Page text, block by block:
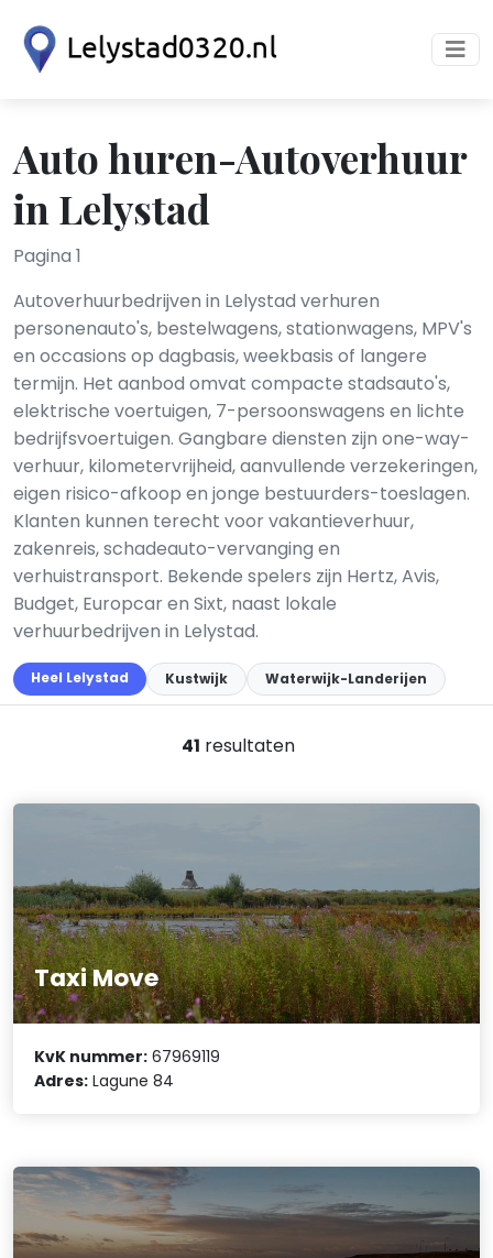
Auto huren-Autoverhuur
in Lelystad
Pagina 1
Autoverhuurbedrijven in Lelystad verhuren
personenauto's, bestelwagens, stationwagens, MPV's
en occasions op dagbasis, weekbasis of langere
termijn. Het aanbod omvat compacte stadsauto's,
elektrische voertuigen, 7-persoonswagens en lichte
bedrijfsvoertuigen. Gangbare diensten zijn one-way-
verhuur, kilometervrijheid, aanvullende verzekeringen,
eigen risico-afkoop en jonge bestuurders-toeslagen.
Klanten kunnen terecht voor vakantieverhuur,
zakenreis, schadeauto-vervanging en
verhuistransport. Bekende spelers zijn Hertz, Avis,
Budget, Europcar en Sixt, naast lokale
verhuurbedrijven in Lelystad.
Heel Lelystad Kustwijk Waterwijk-Landerijen
41 resultaten
Taxi Move
KvK nummer: 67969119
Adres: Lagune 84